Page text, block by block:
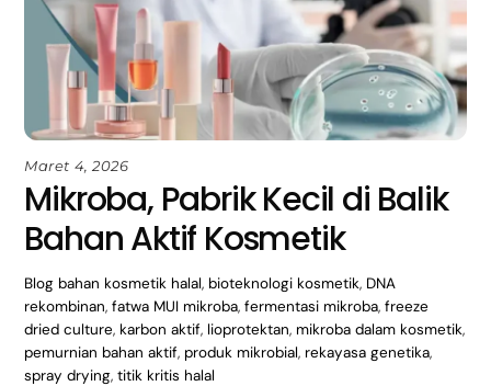
Maret 4, 2026
Mikroba, Pabrik Kecil di Balik
Bahan Aktif Kosmetik
Blog bahan kosmetik halal, bioteknologi kosmetik, DNA
rekombinan,fatwa MUI mikroba,fermentasi mikroba,freeze
dried culture, karbon aktif, lioprotektan, mikroba dalam kosmetik,
pemurnian bahan aktif, produk mikrobial, rekayasa genetika,
spray drying,titik kritis halal